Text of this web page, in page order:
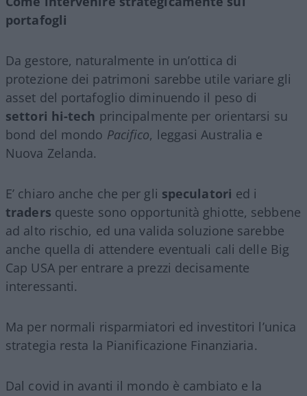
portafogli
Da gestore, naturalmente in un’ottica di
protezione dei patrimoni sarebbe utile variare gli
asset del portafoglio diminuendo il peso di
settori hi-tech principalmente per orientarsi su
bond del mondo Pacifico, leggasi Australia e
Nuova Zelanda.
E’ chiaro anche che per gli speculatori ed i
traders queste sono opportunità ghiotte, sebbene
ad alto rischio, ed una valida soluzione sarebbe
anche quella di attendere eventuali cali delle Big
Cap USA per entrare a prezzi decisamente
interessanti.
Ma per normali risparmiatori ed investitori l’unica
strategia resta la Pianificazione Finanziaria.
Dal covid in avanti il mondo è cambiato e la